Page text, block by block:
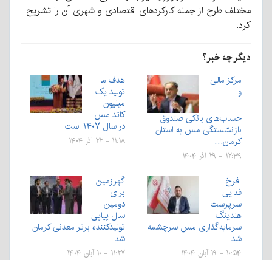
مختلف طرح از جمله کارکردهای اقتصادی و شهری آن را تشریح
کرد.
دیگر چه خبر؟
مرکز مالی
و
حساب‌های بانکی صندوق
بازنشستگی مس به استان
کرمان…
۱۲:۳۹ - ۲۹ آذر ۱۴۰۴
هدف ما
تولید یک
میلیون
کاتد مس
در سال ۱۴۰۷ است
۱۱:۱۸ - ۲۲ آذر ۱۴۰۴
فرخ
فدایی
سرپرست
هلدینگ
سرمایه‌گذاری مس سرچشمه
شد
۱۰:۵۴ - ۱۹ آبان ۱۴۰۴
گهرزمین
برای
دومین
سال پیاپی
تولیدکننده برتر معدنی کرمان
شد
۱۱:۲۷ - ۱۰ آبان ۱۴۰۴